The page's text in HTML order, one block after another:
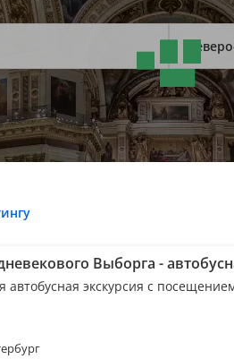
Выборга -
автобусная экскурсия с